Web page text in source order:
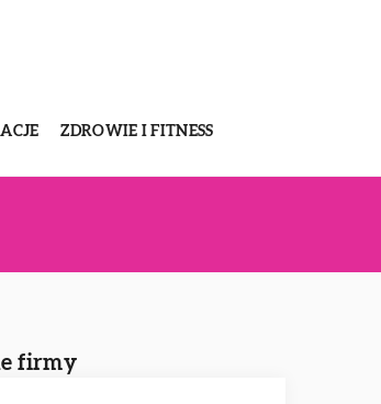
ZDROWIE I FITNESS
firmy